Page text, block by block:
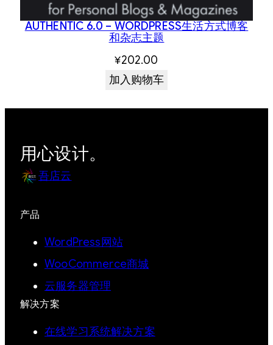
AUTHENTIC 6.0 – WORDPRESS生活方式博客
和杂志主题
¥202.00
加入购物车
用心设计。
吾店云
产品
WordPress网站
WooCommerce商城
云服务器管理
解决方案
在线学习系统解决方案